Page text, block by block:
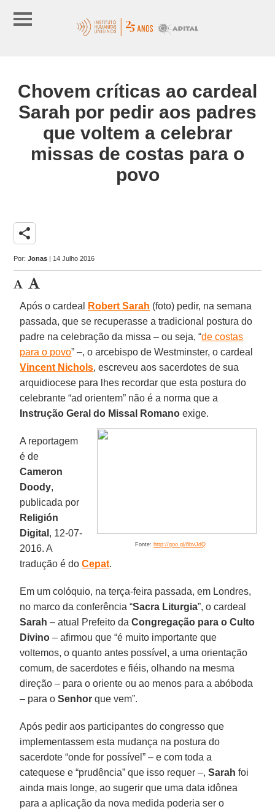
Chovem críticas ao cardeal
Sarah por pedir aos padres
que voltem a celebrar
missas de costas para o
povo
share
Por:Jonas | 14 Julho 2016
Após o cardeal Robert Sarah (foto) pedir, na semana
passada, que se recuperasse a tradicional postura do
padre na celebração da missa – ou seja, “de costas
para o povo” –, o arcebispo de Westminster, o cardeal
Vincent Nichols, escreveu aos sacerdotes de sua
arquidiocese para lhes recordar que esta postura do
celebrante “ad orientem” não é a norma que a
Instrução Geral do Missal Romano exige.
Fonte: http://goo.gl/6bvJdQ
A reportagem
é de
Cameron
Doody,
publicada por
Religión
Digital , 12-07-
2016. A
tradução é doCepat.
Em um colóquio, na terça-feira passada, em Londres,
no marco da conferência “Sacra Liturgia”, o cardeal
Sarah – atual Prefeito daCongregação para o Culto
Divino – afirmou que “é muito importante que
voltemos, o quanto antes possível, a uma orientação
comum, de sacerdotes e fiéis, olhando na mesma
direção – para o oriente ou ao menos para a abóboda
– para oSenhor que vem”.
Após pedir aos participantes do congresso que
implementassem esta mudança na postura do
sacerdote “onde for possível” – e com toda a
catequese e “prudência” que isso requer –,Sarah foi
ainda mais longe, ao sugerir que uma data idônea
para a aplicação da nova medida poderia ser o